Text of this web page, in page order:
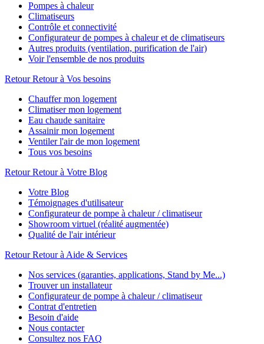
Pompes à chaleur
Climatiseurs
Contrôle et connectivité
Configurateur de pompes à chaleur et de climatiseurs
Autres produits (ventilation, purification de l'air)
Voir l'ensemble de nos produits
Retour Retour à Vos besoins
Chauffer mon logement
Climatiser mon logement
Eau chaude sanitaire
Assainir mon logement
Ventiler l'air de mon logement
Tous vos besoins
Retour Retour à Votre Blog
Votre Blog
Témoignages d'utilisateur
Configurateur de pompe à chaleur / climatiseur
Showroom virtuel (réalité augmentée)
Qualité de l'air intérieur
Retour Retour à Aide & Services
Nos services (garanties, applications, Stand by Me...)
Trouver un installateur
Configurateur de pompe à chaleur / climatiseur
Contrat d'entretien
Besoin d'aide
Nous contacter
Consultez nos FAQ